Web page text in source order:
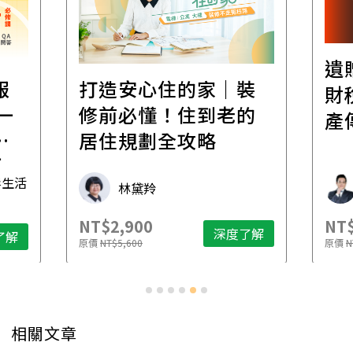
活
解
打造安心住的家｜裝
修前必懂！住到老的
居住規劃全攻略
林黛羚
NT$2,900
原價NT$5,600 深度了解
遺
財
產
原價
相關文章